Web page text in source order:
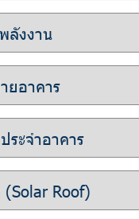
ลังงาน
ยอาคาร
ระจำอาคาร
Roof)